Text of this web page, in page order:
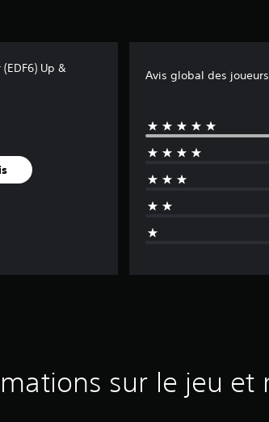
Up &
Avis global des joueurs
sur le jeu et